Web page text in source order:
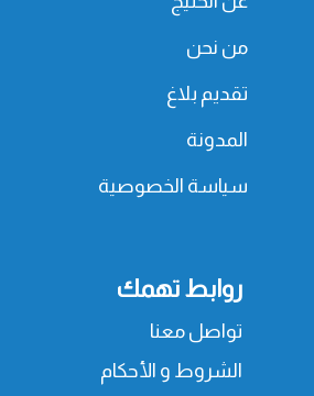
من نحن
تقديم بلاغ
المدونة
سياسة الخصوصية
روابط تهمك
تواصل معنا
الشروط و الأحكام